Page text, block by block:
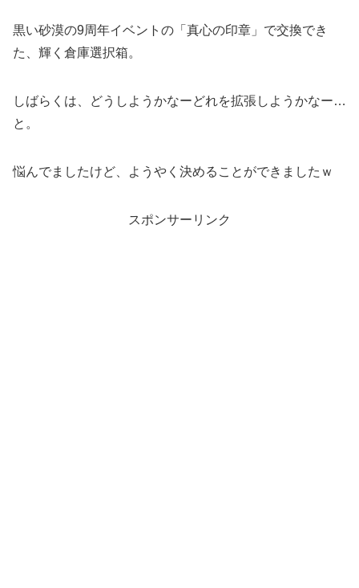
黒い砂漠の9周年イベントの「真心の印章」で交換でき
た、輝く倉庫選択箱。
しばらくは、どうしようかなーどれを拡張しようかなー…
と。
悩んでましたけど、ようやく決めることができましたｗ
スポンサーリンク